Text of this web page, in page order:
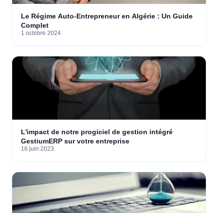
Le Régime Auto-Entrepreneur en Algérie : Un Guide
Complet
1 octobre 2024
L'impact de notre progiciel de gestion intégré
GestiumERP sur votre entreprise
16 juin 2023